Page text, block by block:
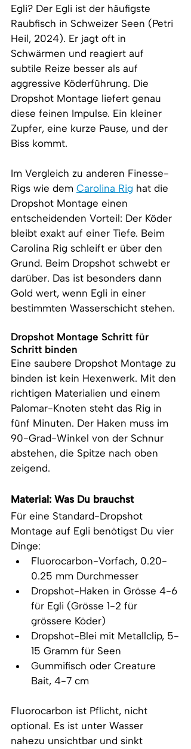
Egli? Der Egli ist der häufigste
Raubfisch in Schweizer Seen (Petri
Heil, 2024). Er jagt oft in
Schwärmen und reagiert auf
subtile Reize besser als auf
aggressive Köderführung. Die
Dropshot Montage liefert genau
diese feinen Impulse. Ein kleiner
Zupfer, eine kurze Pause, und der
Biss kommt.
Im Vergleich zu anderen Finesse-
Rigs wie dem Carolina Rig hat die
Dropshot Montage einen
entscheidenden Vorteil: Der Köder
bleibt exakt auf einer Tiefe. Beim
Carolina Rig schleift er über den
Grund. Beim Dropshot schwebt er
darüber. Das ist besonders dann
Gold wert, wenn Egli in einer
bestimmten Wasserschicht stehen.
Dropshot Montage Schritt für
Schritt binden
Eine saubere Dropshot Montage zu
binden ist kein Hexenwerk. Mit den
richtigen Materialien und einem
Palomar-Knoten steht das Rig in
fünf Minuten. Der Haken muss im
90-Grad-Winkel von der Schnur
abstehen, die Spitze nach oben
zeigend.
Material: Was Du brauchst
Für eine Standard-Dropshot
Montage auf Egli benötigst Du vier
Dinge:
Fluorocarbon-Vorfach, 0.20-
0.25 mm Durchmesser
Dropshot-Haken in Grösse 4-6
für Egli (Grösse 1-2 für
grössere Köder)
Dropshot-Blei mit Metallclip, 5-
15 Gramm für Seen
Gummifisch oder Creature
Bait, 4-7 cm
Fluorocarbon ist Pflicht, nicht
optional. Es ist unter Wasser
nahezu unsichtbar und sinkt